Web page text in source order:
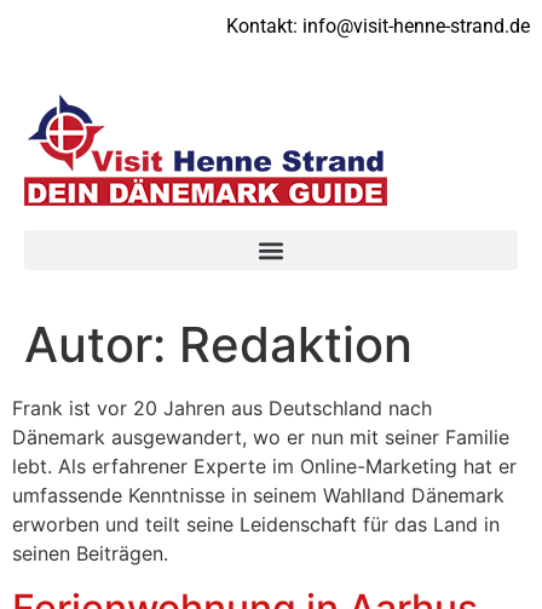
Kontakt: info@visit-henne-strand.de
Autor: Redaktion
Frank ist vor 20 Jahren aus Deutschland nach
Dänemark ausgewandert, wo er nun mit seiner Familie
lebt. Als erfahrener Experte im Online-Marketing hat er
umfassende Kenntnisse in seinem Wahlland Dänemark
erworben und teilt seine Leidenschaft für das Land in
seinen Beiträgen.